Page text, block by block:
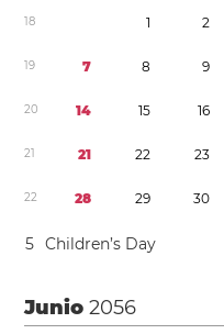
18 1 2
19 7 8 9
20 14 15 16
21 21 22 23
22 28 29 30
5 Children’s Day
Junio2056